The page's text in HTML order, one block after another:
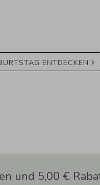
ENTDECKEN
und 5,00 €